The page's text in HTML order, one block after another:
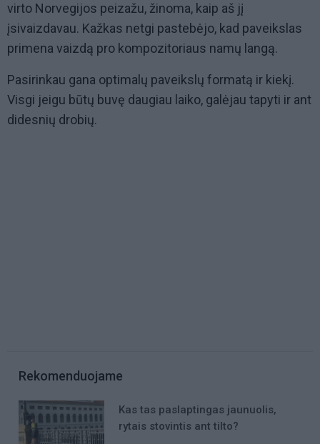
virto Norvegijos peizažu, žinoma, kaip aš jį
įsivaizdavau. Kažkas netgi pastebėjo, kad paveikslas
primena vaizdą pro kompozitoriaus namų langą.
Pasirinkau gana optimalų paveikslų formatą ir kiekį.
Visgi jeigu būtų buvę daugiau laiko, galėjau tapyti ir ant
didesnių drobių.
Rekomenduojame
Kas tas paslaptingas jaunuolis,
rytais stovintis ant tilto?